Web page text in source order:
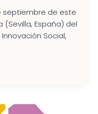
septiembre de este
España) del
Social,